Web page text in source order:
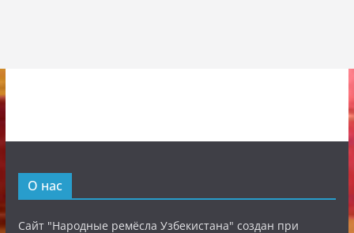
О нас
Сайт "Народные ремёсла Узбекистана" создан при